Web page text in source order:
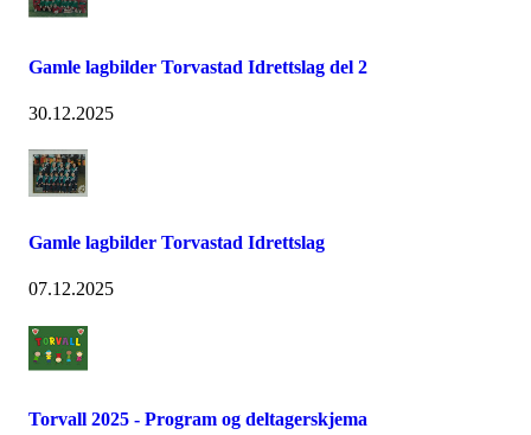
Gamle lagbilder Torvastad Idrettslag del 2
30.12.2025
Gamle lagbilder Torvastad Idrettslag
07.12.2025
Torvall 2025 - Program og deltagerskjema